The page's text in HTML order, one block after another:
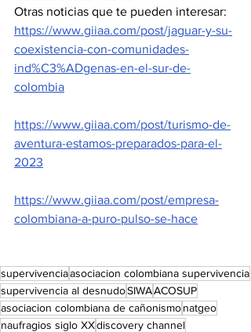
Otras noticias que te pueden interesar:
https://www.giiaa.com/post/jaguar-y-su-
coexistencia-con-comunidades-
ind%C3%ADgenas-en-el-sur-de-
colombia
https://www.giiaa.com/post/turismo-de-
aventura-estamos-preparados-para-el-
2023
https://www.giiaa.com/post/empresa-
colombiana-a-puro-pulso-se-hace
supervivenciaasociacion colombiana supervivencia
supervivencia al desnudoSIWAACOSUP
asociacion colombiana de cañonismonatgeo
naufragios siglo XXdiscovery channel